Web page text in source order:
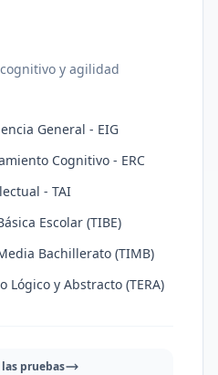
y agilidad
General - EIG
Cognitivo - ERC
- TAI
Escolar (TIBE)
Bachillerato (TIMB)
Lógico y Abstracto (TERA)
pruebas